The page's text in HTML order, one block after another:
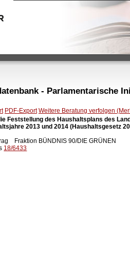
- Parlamentarische
PDF-Export Weitere Beratung verfolgen
Feststellung des Haushaltsplans des
2013 und 2014 (Haushaltsgesetz
Fraktion BÜNDNIS 90/DIE GRÜNEN
18/6433